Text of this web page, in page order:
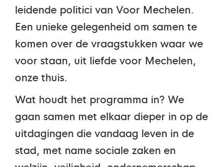
leidende politici van Voor Mechelen.
Een unieke gelegenheid om samen te
komen over de vraagstukken waar we
voor staan, uit liefde voor Mechelen,
onze thuis.
Wat houdt het programma in? We
gaan samen met elkaar dieper in op de
uitdagingen die vandaag leven in de
stad, met name sociale zaken en